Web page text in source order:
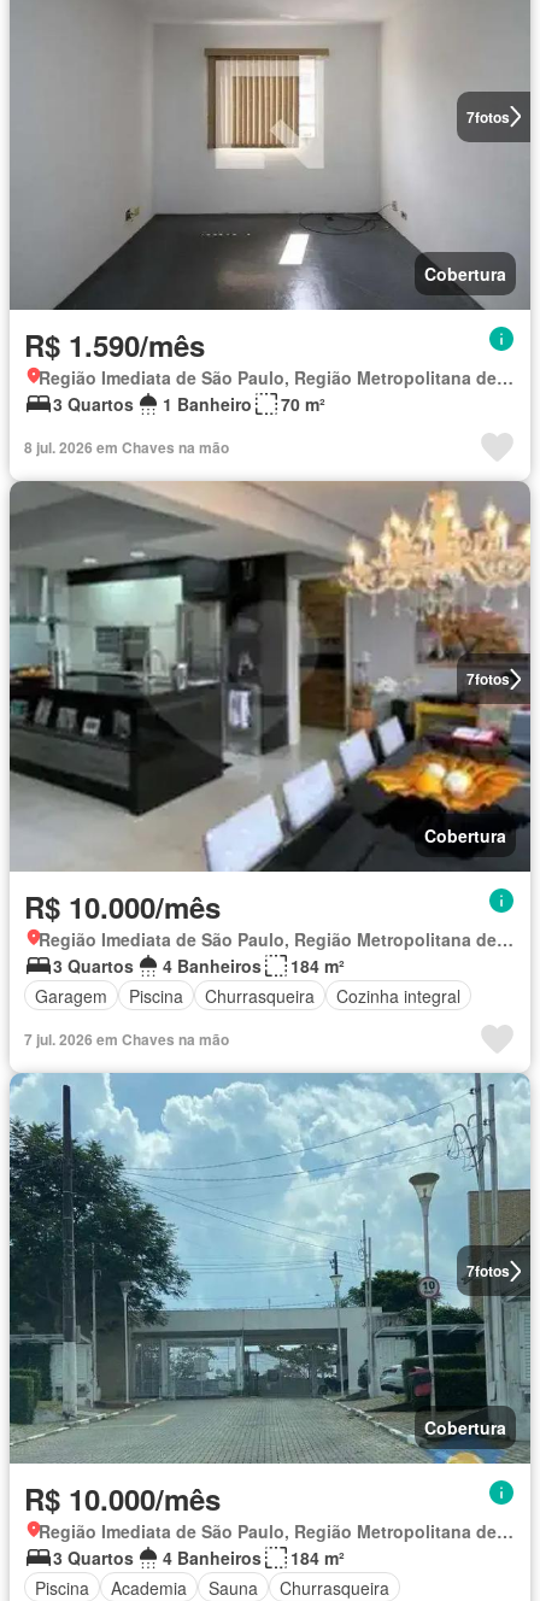
7fotos
Cobertura
R$ 1.590/mês
Região Imediata de São Paulo, Região Metropolitana de São Paulo
3 Quartos
1 Banheiro 70 m²
8 jul. 2026 em Chaves na mão
7fotos
Cobertura
R$ 10.000/mês
Região Imediata de São Paulo, Região Metropolitana de São Paulo
3 Quartos
4 Banheiros
184 m²
Garagem
Piscina Churrasqueira Cozinha integral
7 jul. 2026 em Chaves na mão
7fotos
Cobertura
R$ 10.000/mês
Região Imediata de São Paulo, Região Metropolitana de São Paulo
3 Quartos
4 Banheiros
184 m²
Piscina
Academia Sauna
Churrasqueira